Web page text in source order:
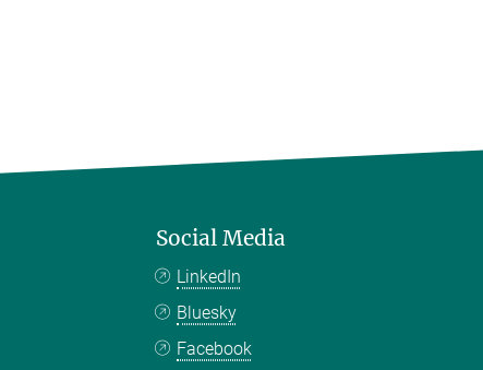
Social Media
LinkedIn
Bluesky
Facebook